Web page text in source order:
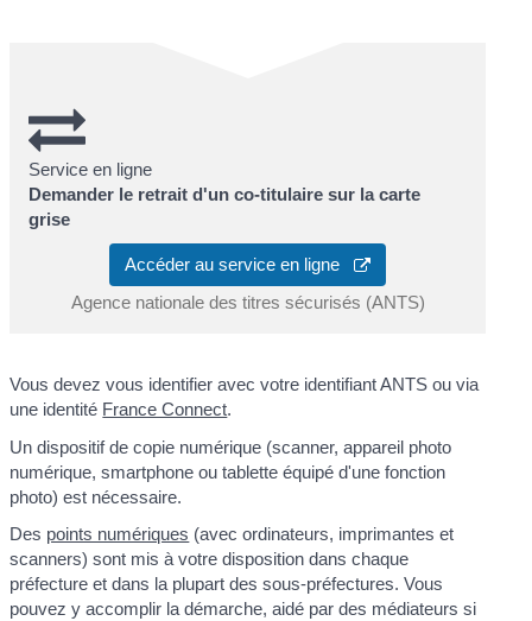
Service en ligne
Demander le retrait d'un co-titulaire sur la carte
grise
Accéder au service en ligne
Agence nationale des titres sécurisés (ANTS)
Vous devez vous identifier avec votre identifiant ANTS ou via
une identité France Connect.
Un dispositif de copie numérique (scanner, appareil photo
numérique, smartphone ou tablette équipé d'une fonction
photo) est nécessaire.
Des points numériques (avec ordinateurs, imprimantes et
scanners) sont mis à votre disposition dans chaque
préfecture et dans la plupart des sous-préfectures. Vous
pouvez y accomplir la démarche, aidé par des médiateurs si